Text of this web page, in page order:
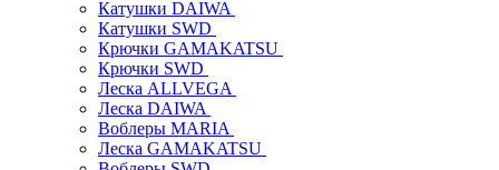
Катушки DAIWA
Катушки SWD
Крючки GAMAKATSU
Крючки SWD
Леска ALLVEGA
Леска DAIWA
Воблеры MARIA
Леска GAMAKATSU